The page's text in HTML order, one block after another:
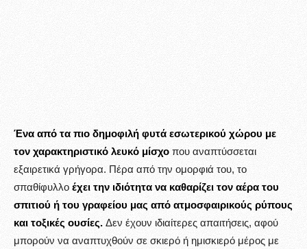
Ένα από τα πιο δημοφιλή φυτά εσωτερικού χώρου με
τον χαρακτηριστικό λευκό μίσχο που αναπτύσσεται
εξαιρετικά γρήγορα. Πέρα από την ομορφιά του, το
σπαθίφυλλο έχει την ιδιότητα να καθαρίζει τον αέρα του
σπιτιού ή του γραφείου μας από ατμοσφαιρικούς ρύπους
και τοξικές ουσίες. Δεν έχουν ιδιαίτερες απαιτήσεις, αφού
μπορούν να αναπτυχθούν σε σκιερό ή ημισκιερό μέρος με